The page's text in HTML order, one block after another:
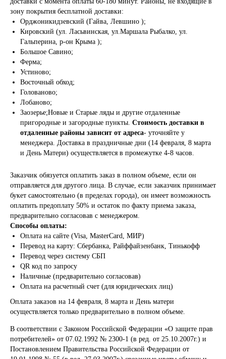
зону покрытия бесплатной доставки:
Орджоникидзевский (Гайва, Левшино );
Кировский (ул. Ласьвинская, ул.Маршала Рыбалко, ул.
Гальперина, р-он Крыма );
Большое Савино;
Ферма;
Устиново;
Восточный обход;
Голованово;
Лобаново;
Заозерье;Новые и Старые ляды и другие отдаленные
пригородные и загородные пункты. Стоимость доставки в
отдаленные районы зависит от адреса- уточняйте у
менеджера. Доставка в праздничные дни (14 февраля, 8 марта
и День Матери) осуществляется в промежутке 4-8 часов.
Заказчик обязуется оплатить заказ в полном объеме, если он
отправляется для другого лица. В случае, если заказчик принимает
букет самостоятельно (в пределах города), он имеет возможность
оплатить предоплату 50% и остаток по факту приема заказа,
предварительно согласовав с менеджером.
Способы оплаты:
Оплата на сайте (Visa, MasterCard, МИР)
Перевод на карту: Сбербанка, Райффайзенбанк, Тинькофф
Перевод через систему СБП
QR код по запросу
Наличные (предварительно согласовав)
Оплата на расчетный счет (для юридических лиц)
Оплата заказов на 14 февраля, 8 марта и День матери
осуществляется только предварительно в полном объеме.
В соответствии с Законом Российской Федерации «О защите прав
потребителей» от 07.02.1992 № 2300-1 (в ред. от 25.10.2007г.) и
Постановлением Правительства Российской Федерации от